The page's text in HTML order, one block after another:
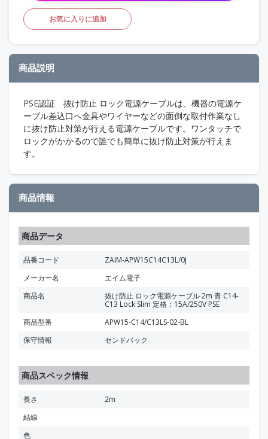
お気に入りに追加
商品説明
PSE認証 抜け防止 ロック電源ケーブルは、機器の電源ケ
ーブル差込口へ金具やワイヤーなどの面倒な取付作業なし
に抜け防止対策が行える電源ケーブルです。ワンタッチで
ロックがかかるので誰でも簡単に抜け防止対策が行えま
す。
商品情報
商品データ
品番コード
ZAIM-APW15C14C13L/0J
メーカー名
エイム電子
商品名
抜け防止 ロック電源ケーブル 2m 青 C14-
C13 Lock Slim 定格：15A/250V PSE
商品型番
APW15-C14/C13LS-02-BL
保守情報
センドバック
商品スペック情報
長さ
2m
結線
色